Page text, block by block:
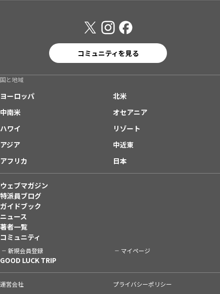
コミュニティを見る
国と地域
ヨーロッパ
北米
中南米
オセアニア
ハワイ
リゾート
アジア
中近東
アフリカ
日本
ウェブマガジン
特派員ブログ
ガイドブック
ニュース
著者一覧
コミュニティ
新規会員登録 マイページ
GOOD LUCK TRIP
運営会社 プライバシーポリシー